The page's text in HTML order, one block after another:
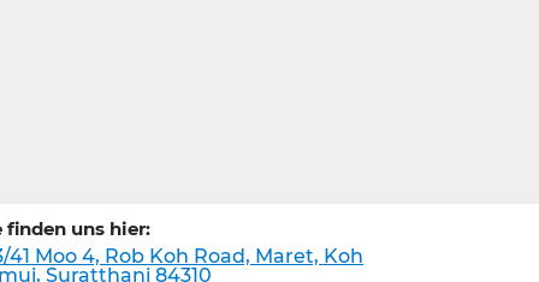
finden uns hier:
41 Moo 4, Rob Koh Road, Maret, Koh
Suratthani 84310